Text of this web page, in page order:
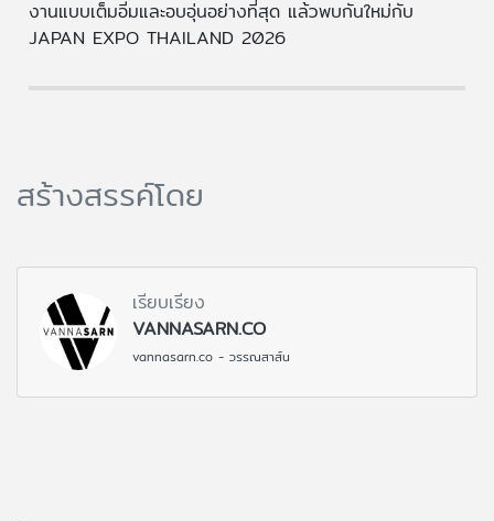
งานแบบเต็มอิ่มและอบอุ่นอย่างที่สุด แล้วพบกันใหม่กับ
JAPAN EXPO THAILAND 2026
สร้างสรรค์โดย
เรียบเรียง
VANNASARN.CO
vannasarn.co - วรรณสาส์น